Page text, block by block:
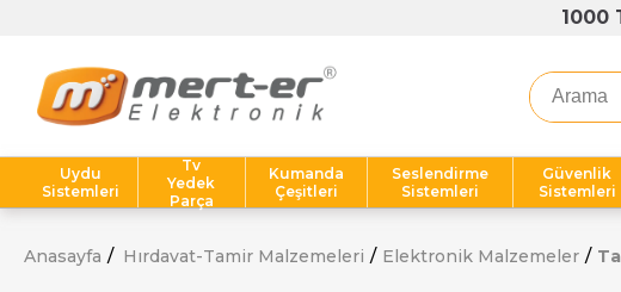
1000
Uydu
Sistemleri
Tv
Yedek
Parça
Kumanda
Çeşitleri
Seslendirme
Sistemleri
Güvenlik
Sistemleri
Anasayfa Hırdavat-Tamir Malzemeleri Elektronik Malzemeler